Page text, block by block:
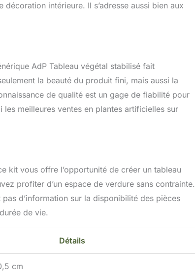
intérieure. Il s’adresse aussi bien aux
AdP Tableau végétal stabilisé fait
la beauté du produit fini, mais aussi la
de qualité est un gage de fiabilité pour
meilleures ventes en plantes artificielles sur
kit vous offre l’opportunité de créer un tableau
profiter d’un espace de verdure sans contrainte.
d’information sur la disponibilité des pièces
de vie.
Détails
cm